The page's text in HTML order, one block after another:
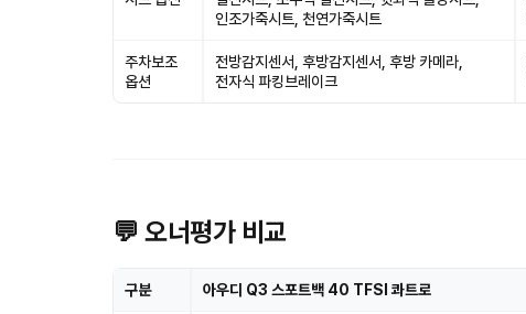
인조가죽시트, 천연가죽시트
주차보조
옵션
전방감지센서, 후방감지센서, 후방 카메라,
전자식 파킹브레이크
💬 오너평가 비교
구분 아우디 Q3 스포트백 40 TFSI 콰트로